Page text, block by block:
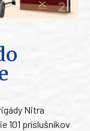
Nitra
101 príslušníkov